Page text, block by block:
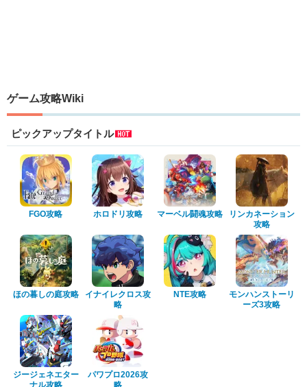
ゲーム攻略Wiki
ピックアップタイトル
FGO攻略 ホロドリ攻略 マーベル闘魂攻略
リンカネーション
攻略
ほの暮しの庭攻略
イナイレクロス攻
略
NTE攻略
モンハンストーリ
ーズ3攻略
ジージェネエター
ナル攻略
パワプロ2026攻
略